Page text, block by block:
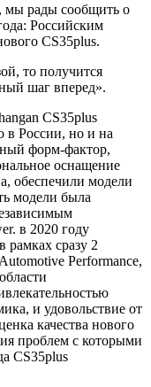
мы рады сообщить о
Российским
CS35plus.
то получится
шаг вперед».
CS35plus
в России, но и на
форм-фактор,
оснащение
обеспечили модели
модели была
в 2020 году
сразу 2
Performance,
и удовольствие от
качества нового
проблем с которыми
CS35plus